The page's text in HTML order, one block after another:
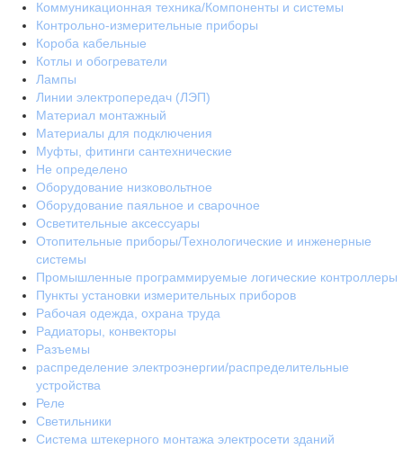
Коммуникационная техника/Компоненты и системы
Контрольно-измерительные приборы
Короба кабельные
Котлы и обогреватели
Лампы
Линии электропередач (ЛЭП)
Материал монтажный
Материалы для подключения
Муфты, фитинги сантехнические
Не определено
Оборудование низковольтное
Оборудование паяльное и сварочное
Осветительные аксессуары
Отопительные приборы/Технологические и инженерные
системы
Промышленные программируемые логические контроллеры
Пункты установки измерительных приборов
Рабочая одежда, охрана труда
Радиаторы, конвекторы
Разъемы
распределение электроэнергии/распределительные
устройства
Реле
Светильники
Система штекерного монтажа электросети зданий